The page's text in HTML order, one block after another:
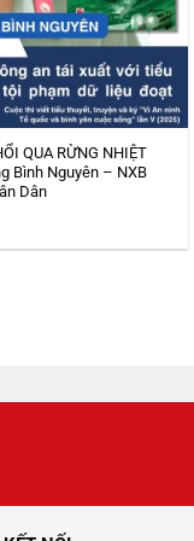
QUA RỪNG NHIỆT
Bình Nguyên – NXB
Dân